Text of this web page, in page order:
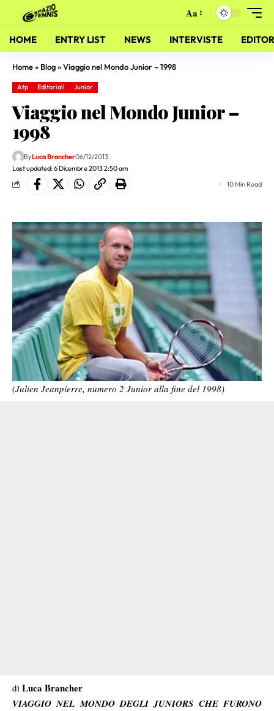
Aa
HOME ENTRY LIST NEWS INTERVISTE
Home» Blog»Viaggio nel Mondo Junior – 1998
Atp Editoriali Junior
Viaggio nel Mondo Junior –
1998
Last updated: 6 Dicembre 2013 2:50 am
ByLuca Brancher06/12/2013
10 Min Read
(Julien Jeanpierre, numero 2 Junior alla fine del 1998)
di Luca Brancher
VIAGGIO NEL MONDO DEGLI JUNIORS CHE FURONO